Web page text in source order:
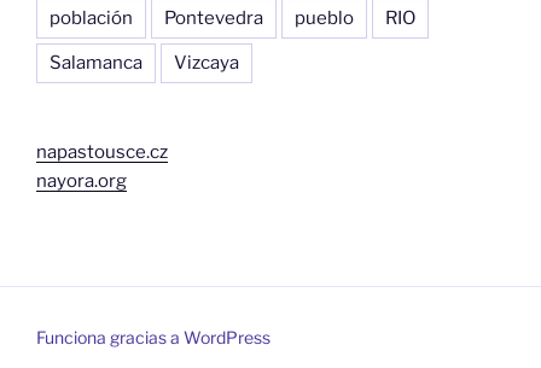
población Pontevedra pueblo RIO
Salamanca Vizcaya
napastousce.cz
nayora.org
Funciona gracias a WordPress